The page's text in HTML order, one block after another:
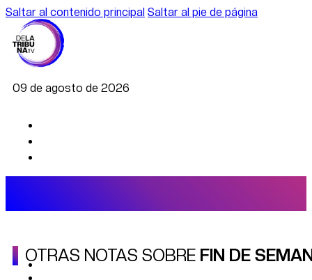
Saltar al contenido principal Saltar al pie de página
09 de agosto de 2026
AGRO
OTRAS NOTAS SOBRE FIN DE